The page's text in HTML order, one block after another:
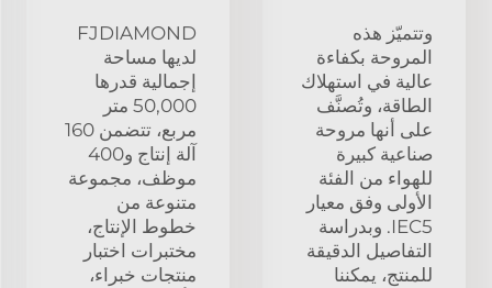
وتتميّز هذه
المروحة بكفاءة
عالية في استهلاك
الطاقة، وتُصنَّف
على أنها مروحة
صناعية كبيرة
للهواء من الفئة
الأولى وفق معيار
IEC5. وبدراسة
التفاصيل الدقيقة
للمنتج، يمكننا
FJDIAMOND
لديها مساحة
إجمالية قدرها
50,000 متر
مربع، تتضمن 160
آلة إنتاج و400
موظف، مجموعة
متنوعة من
خطوط الإنتاج،
مختبرات اختبار
منتجات خبراء،